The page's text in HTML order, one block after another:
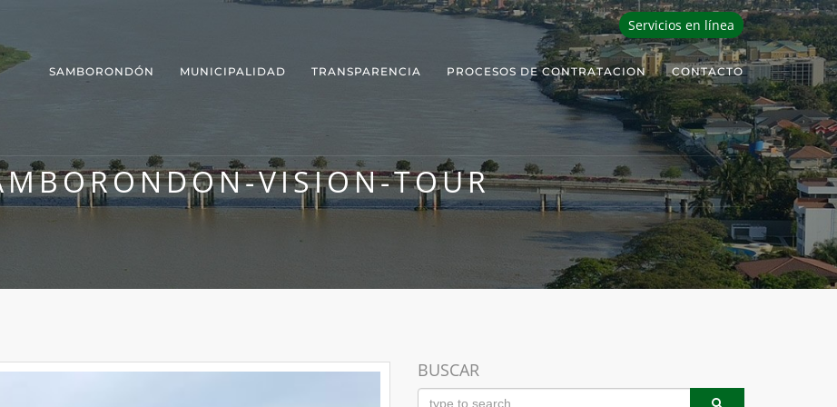
Servicios en línea
SAMBORONDÓN MUNICIPALIDAD TRANSPARENCIA PROCESOS DE CONTRATACION CONTACTO
VISION-TOUR
BUSCAR